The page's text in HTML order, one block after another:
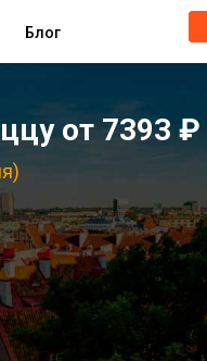
Блог
от 7393 ₽